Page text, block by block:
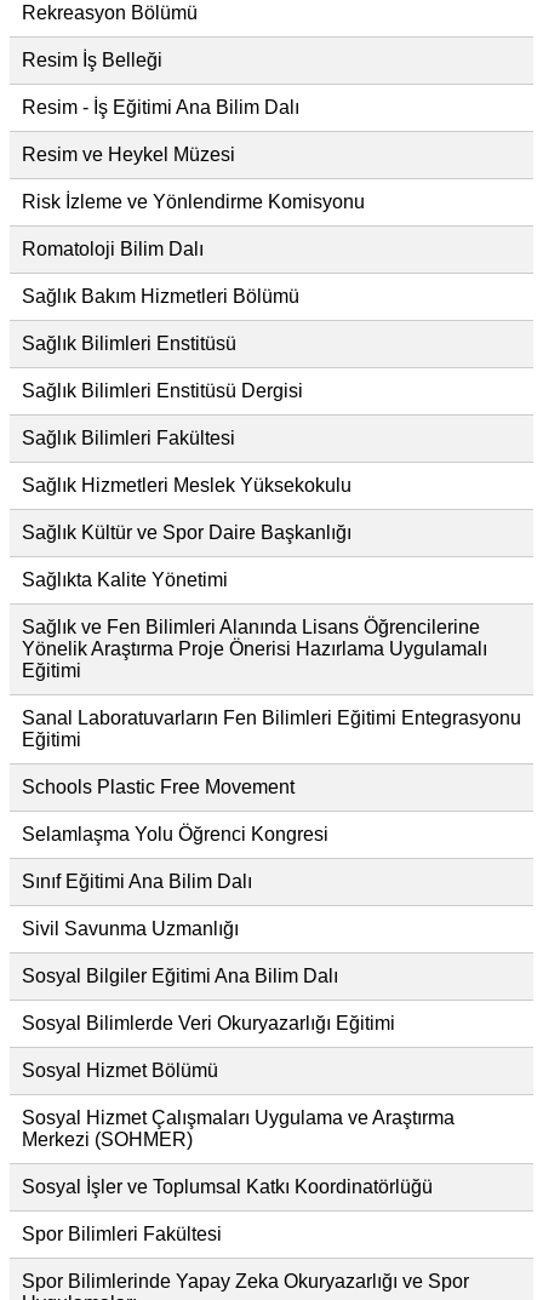
Rekreasyon Bölümü
Resim İş Belleği
Resim - İş Eğitimi Ana Bilim Dalı
Resim ve Heykel Müzesi
Risk İzleme ve Yönlendirme Komisyonu
Romatoloji Bilim Dalı
Sağlık Bakım Hizmetleri Bölümü
Sağlık Bilimleri Enstitüsü
Sağlık Bilimleri Enstitüsü Dergisi
Sağlık Bilimleri Fakültesi
Sağlık Hizmetleri Meslek Yüksekokulu
Sağlık Kültür ve Spor Daire Başkanlığı
Sağlıkta Kalite Yönetimi
Sağlık ve Fen Bilimleri Alanında Lisans Öğrencilerine
Yönelik Araştırma Proje Önerisi Hazırlama Uygulamalı
Eğitimi
Sanal Laboratuvarların Fen Bilimleri Eğitimi Entegrasyonu
Eğitimi
Schools Plastic Free Movement
Selamlaşma Yolu Öğrenci Kongresi
Sınıf Eğitimi Ana Bilim Dalı
Sivil Savunma Uzmanlığı
Sosyal Bilgiler Eğitimi Ana Bilim Dalı
Sosyal Bilimlerde Veri Okuryazarlığı Eğitimi
Sosyal Hizmet Bölümü
Sosyal Hizmet Çalışmaları Uygulama ve Araştırma
Merkezi (SOHMER)
Sosyal İşler ve Toplumsal Katkı Koordinatörlüğü
Spor Bilimleri Fakültesi
Spor Bilimlerinde Yapay Zeka Okuryazarlığı ve Spor